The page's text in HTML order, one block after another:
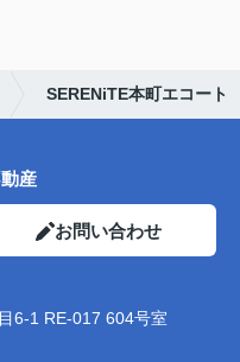
SERENiTE本町エコート
産
お問い合わせ
6-1 RE-017 604号室